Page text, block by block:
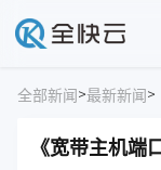
全部新闻>最新新闻>
《宽带主机端